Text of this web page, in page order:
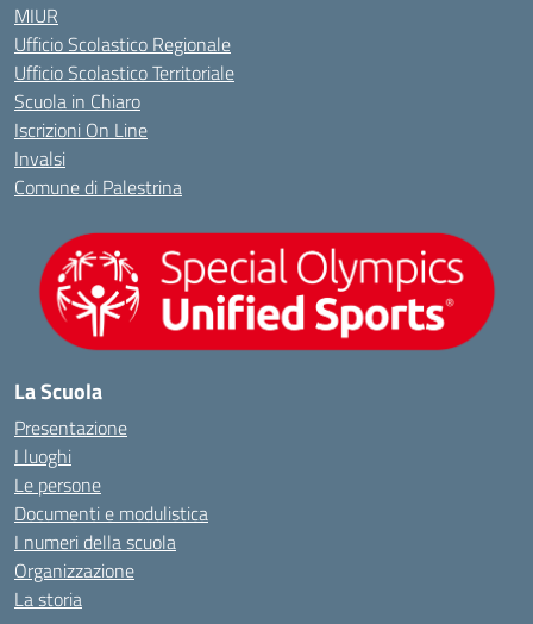
MIUR
Ufficio Scolastico Regionale
Ufficio Scolastico Territoriale
Scuola in Chiaro
Iscrizioni On Line
Invalsi
Comune di Palestrina
La Scuola
Presentazione
I luoghi
Le persone
Documenti e modulistica
I numeri della scuola
Organizzazione
La storia